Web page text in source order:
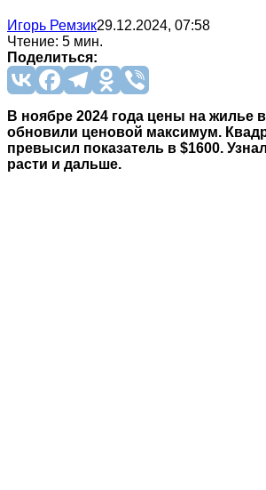
Игорь Ремзик29.12.2024, 07:58
Чтение: 5 мин.
Поделиться:
В ноябре 2024 года цены на жилье
обновили ценовой максимум.
превысил показатель в $1600.
расти и дальше.